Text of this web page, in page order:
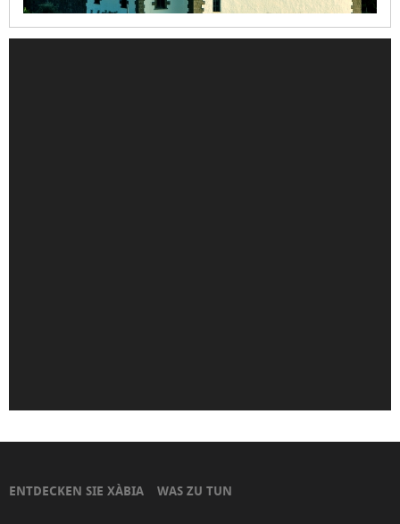
Déu
dels
Loreto
Iglesia-
de
ENTDECKEN SIE XÀBIA WAS ZU TUN